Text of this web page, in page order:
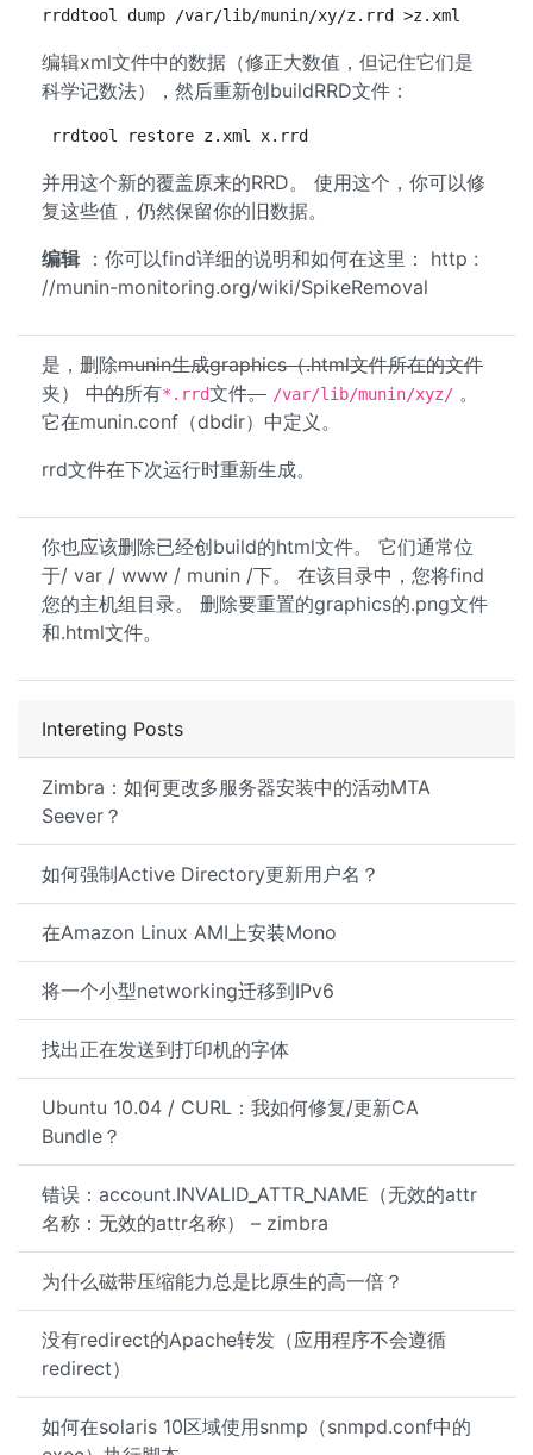
Intereting Posts
Zimbra：如何更改多服务器安装中的活动MTA
Seever？
如何强制Active Directory更新用户名？
在Amazon Linux AMI上安装Mono
将一个小型networking迁移到IPv6
找出正在发送到打印机的字体
Ubuntu 10.04 / CURL：我如何修复/更新CA
Bundle？
错误：account.INVALID_ATTR_NAME（无效的attr
名称：无效的attr名称） – zimbra
为什么磁带压缩能力总是比原生的高一倍？
没有redirect的Apache转发（应用程序不会遵循
redirect）
如何在solaris 10区域使用snmp（snmpd.conf中的
rrddtool dump /var/lib/munin/xy/z.rrd >z.xml
编辑xml文件中的数据（修正大数值，但记住它们是
科学记数法），然后重新创buildRRD文件：
rrdtool restore z.xml x.rrd
并用这个新的覆盖原来的RRD。 使用这个，你可以修
复这些值，仍然保留你的旧数据。
编辑：你可以find详细的说明和如何在这里： http :
//munin-monitoring.org/wiki/SpikeRemoval
是，删除munin生成graphics（.html文件所在的文件
夹） 中的所有*.rrd文件。 /var/lib/munin/xyz/ 。
它在munin.conf（dbdir）中定义。
rrd文件在下次运行时重新生成。
你也应该删除已经创build的html文件。 它们通常位
于/ var / www / munin /下。 在该目录中，您将find
您的主机组目录。 删除要重置的graphics的.png文件
和.html文件。